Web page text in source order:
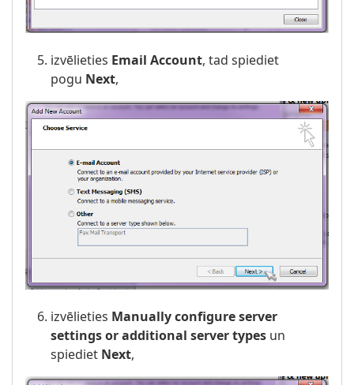
izvēlieties Email Account, tad spiediet
pogu Next,
izvēlieties Manually configure server
settings or additional server types un
spiediet Next,